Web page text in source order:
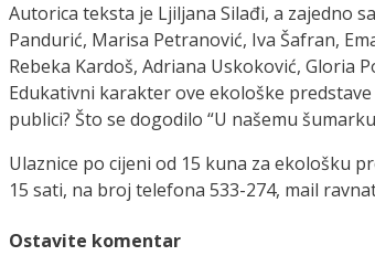
Autorica teksta je Ljiljana Silađi, a zajedno
Pandurić, Marisa Petranović, Iva Šafran,
Rebeka Kardoš, Adriana Uskoković, Gloria
Edukativni karakter ove ekološke
publici? Što se dogodilo “U našemu
Ulaznice po cijeni od 15 kuna za ekološku
15 sati, na broj telefona 533-274, mail
Ostavite komentar